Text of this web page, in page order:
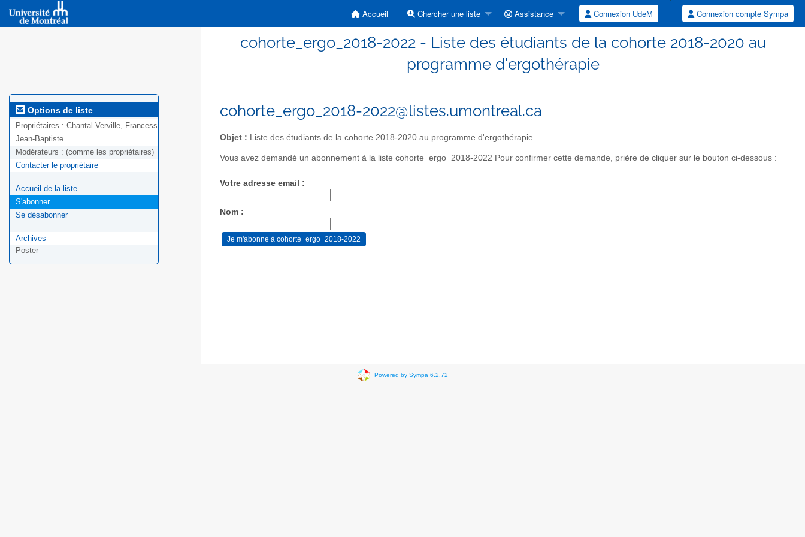
Accueil Chercher une liste Assistance Connexion UdeM Connexion compte Sympa
cohorte_ergo_2018-2022 - Liste des étudiants de la cohorte 2018-2020 au
programme d'ergothérapie
Options de liste
Propriétaires : Chantal Verville, Francess
Jean-Baptiste
Modérateurs : (comme les propriétaires)
Contacter le propriétaire
Accueil de la liste
S'abonner
Se désabonner
Archives
Poster
cohorte_ergo_2018-2022@listes.umontreal.ca
Objet : Liste des étudiants de la cohorte 2018-2020 au programme d'ergothérapie
Vous avez demandé un abonnement à la liste cohorte_ergo_2018-2022 Pour confirmer cette demande, prière de cliquer sur le bouton ci-dessous :
Votre adresse email :
Nom :
Powered by Sympa 6.2.72